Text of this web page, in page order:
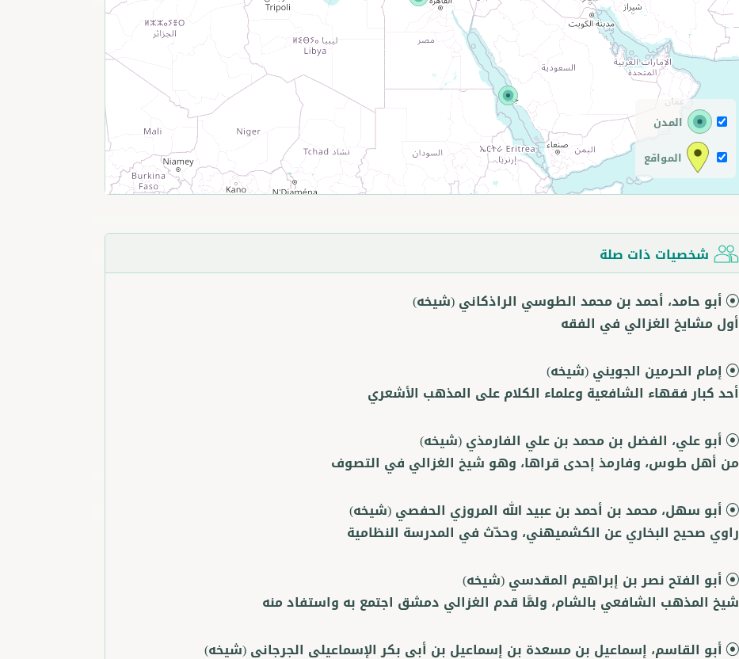
المدن
المواقع
شخصيات ذات صلة
أبو حامد، أحمد بن محمد الطوسي الراذكاني(شيخه)
أول مشايخ الغزالي في الفقه
إمام الحرمين الجويني(شيخه)
أحد كبار فقهاء الشافعية وعلماء الكلام على المذهب الأشعري
أبو علي، الفضل بن محمد بن علي الفارمذي(شيخه)
من أهل طوس، وفارمذ إحدى قراها، وهو شيخ الغزالي في التصوف
أبو سهل، محمد بن أحمد بن عبيد الله المروزي الحفصي(شيخه)
راوي صحيح البخاري عن الكشميهني، وحدّث في المدرسة النظامية
أبو الفتح نصر بن إبراهيم المقدسي(شيخه)
شيخ المذهب الشافعي بالشام، ولمَّا قدم الغزالي دمشق اجتمع به واستفاد منه
أبو القاسم، إسماعيل بن مسعدة بن إسماعيل بن أبي بكر الإسماعيلي الجرجاني(شيخه)